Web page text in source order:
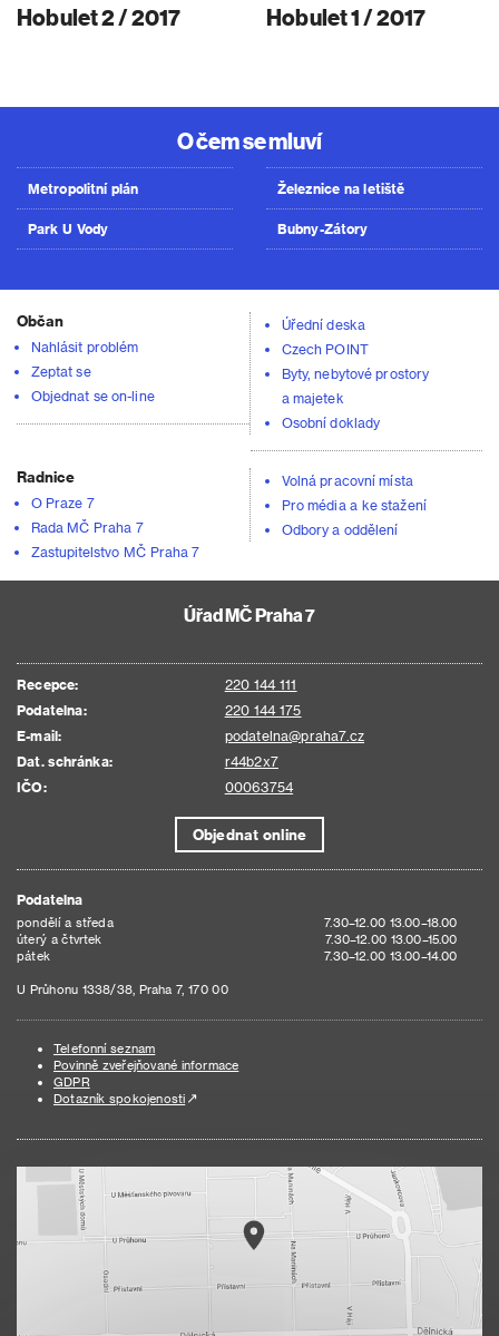
Hobulet 2 / 2017 Hobulet 1 / 2017
O čem se mluví
Metropolitní plán
Park U Vody
Železnice na letiště
Bubny-Zátory
Občan
Nahlásit problém
Zeptat se
Objednat se on-line
Úřední deska
Czech POINT
Byty, nebytové prostory
a majetek
Osobní doklady
Radnice
O Praze 7
Rada MČ Praha 7
Zastupitelstvo MČ Praha 7
Volná pracovní místa
Pro média a ke stažení
Odbory a oddělení
Úřad MČ Praha 7
Recepce:
220 144 111
Podatelna:
220 144 175
E-mail:
podatelna@praha7.cz
Dat. schránka:
r44b2x7
IČO:
00063754
Objednat online
Podatelna
pondělí a středa
7.30–12.00 13.00–18.00
úterý a čtvrtek
7.30–12.00 13.00–15.00
pátek
7.30–12.00 13.00–14.00
U Průhonu 1338/38, Praha 7, 170 00
Telefonní seznam
Povinně zveřejňované informace
GDPR
Dotazník spokojenosti